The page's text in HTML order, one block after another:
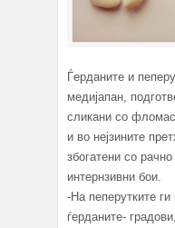
Ѓерданите и
медијапан,
сликани со
и во нејзините
збогатени со
интернзивни бои.
-На пеперутките
ѓерданите-